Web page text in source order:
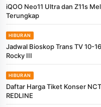
iQOO Neo11 Ultra dan Z11s
Terungkap
HIBURAN
Jadwal Bioskop Trans TV 10-
Rocky III
HIBURAN
Daftar Harga Tiket Konser
REDLINE